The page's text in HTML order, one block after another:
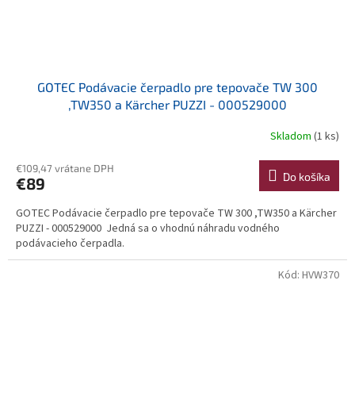
GOTEC Podávacie čerpadlo pre tepovače TW 300
,TW350 a Kärcher PUZZI - 000529000
Skladom (1 ks)
€109,47 vrátane DPH
€89 Do košíka
GOTEC Podávacie čerpadlo pre tepovače TW 300 ,TW350 a Kärcher
PUZZI - 000529000 Jedná sa o vhodnú náhradu vodného
podávacieho čerpadla.
Kód: HVW370